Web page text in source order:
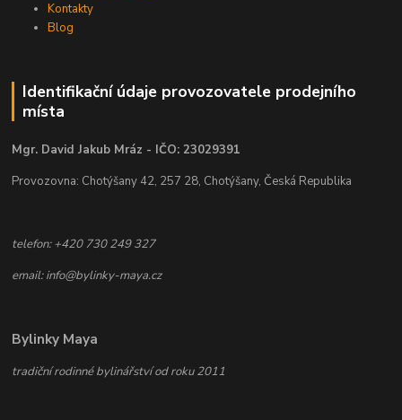
Kontakty
Blog
Identifikační údaje provozovatele prodejního
místa
Mgr. David Jakub Mráz - IČO: 23029391
Provozovna: Chotýšany 42, 257 28, Chotýšany, Česká Republika
telefon: +420 730 249 327
email: info@bylinky-maya.cz
Bylinky Maya
tradiční rodinné bylinářství od roku 2011